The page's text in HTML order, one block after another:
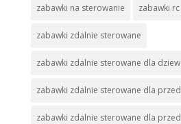
zabawki na sterowanie zabawki rc
zabawki zdalnie sterowane
zabawki zdalnie sterowane dla
zabawki zdalnie sterowane dla
zabawki zdalnie sterowane dla